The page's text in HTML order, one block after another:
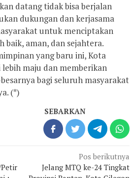
datang tidak bisa berjalan
dukungan dan kerjasama
untuk menciptakan
baik, aman, dan sejahtera.
yang baru ini, Kota
maju dan memberikan
bagi seluruh masyarakat
(*)
SEBARKAN
Pos berikutnya
Jelang MTQ ke-24 Tingkat